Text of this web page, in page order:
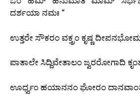
ದರ್ಶಯಾ ನಮಃ “
ಉತ್ತರೇ ಸೌಕರಂ ವಕ್ತ್ರಂ ಕೃಷ್ಣ
ಪಾತಾಲೇ ಸಿದ್ದಿವೇತಾಲಂ ಜ್ವರರೋಗಾದಿ
ಊರ್ಧ್ವಂ ಹಯಾನನಂ ಘೋರಂ